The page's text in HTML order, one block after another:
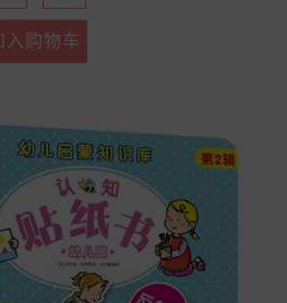
入购物车